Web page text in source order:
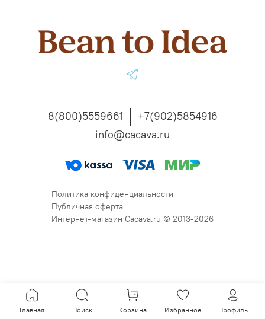
8(800)5559661
+7(902)5854916
info@cacava.ru
Политика конфиденциальности
Публичная оферта
Интернет-магазин Cacava.ru © 2013-2026
Главная Поиск Корзина Избранное Профиль